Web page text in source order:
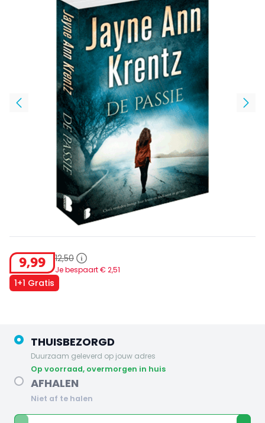
9,99 12,50
Je bespaart € 2,51
1+1 Gratis
THUISBEZORGD
Duurzaam geleverd op jouw adres
op voorraad, overmorgen in huis
AFHALEN
Niet af te halen